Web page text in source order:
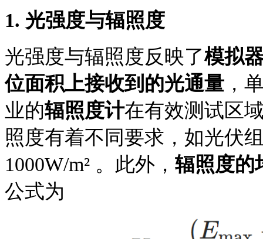
1. 光强度与辐照度
光强度与辐照度反映了模拟
位面积上接收到的光通量 ，
业的辐照度计在有效测试区
照度有着不同要求，如光伏
1000W/m² 。此外， 辐照度的
公式为